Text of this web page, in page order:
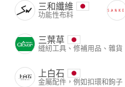
三和纖維
功能性布料
三葉草
縫紉工具、修補用品、雜貨
上白石
金屬配件，例如扣環和鉤子